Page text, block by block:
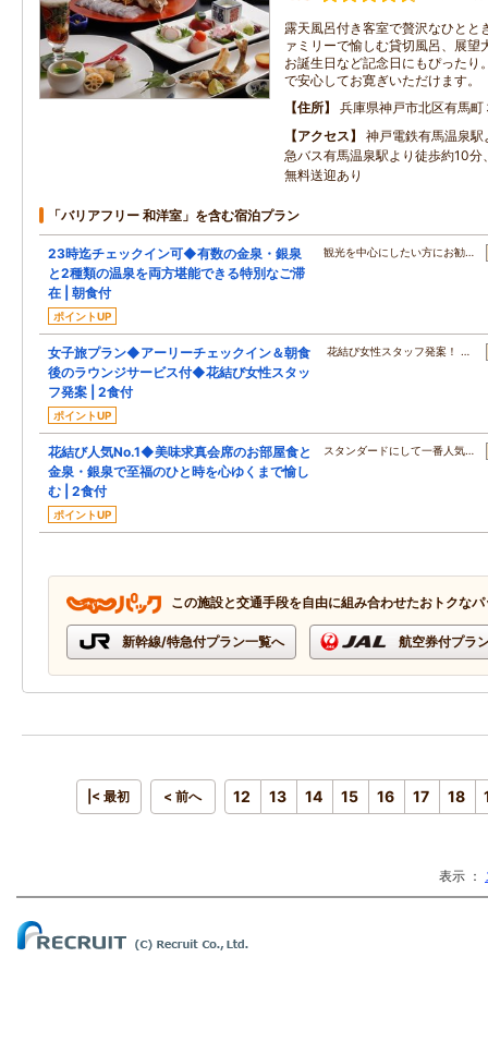
露天風呂付き客室で贅沢なひとと
ァミリーで愉しむ貸切風呂、展望
お誕生日など記念日にもぴったり
で安心してお寛ぎいただけます。
住所
兵庫県神戸市北区有馬町
アクセス
神戸電鉄有馬温泉
急バス有馬温泉駅より徒歩約10分
無料送迎あり
「バリアフリー 和洋室」を含む宿泊プラン
23時迄チェックイン可◆有数の金泉・銀泉
と2種類の温泉を両方堪能できる特別なご滞
在 | 朝食付
ポイントUP
観光を中心にしたい方にお勧…
女子旅プラン◆アーリーチェックイン＆朝食
後のラウンジサービス付◆花結び女性スタッ
フ発案 | 2食付
ポイントUP
花結び女性スタッフ発案！ …
花結び人気No.1◆美味求真会席のお部屋食と
金泉・銀泉で至福のひと時を心ゆくまで愉し
む | 2食付
ポイントUP
スタンダードにして一番人気…
この施設と交通手段を自由に組み合わせたおトクな
新幹線/特急付プラン一覧へ 航空券付プラ
|< 最初 < 前へ 12 13 14 15 16 17 18
表示 ：